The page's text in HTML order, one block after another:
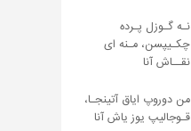
نـه گـوزل پـرده
چکـیپسن، مـنه ای
نقــاش آنا
من دوروپ ایاق آتینجـا،
قـوجالیپ یوز یاش آنا